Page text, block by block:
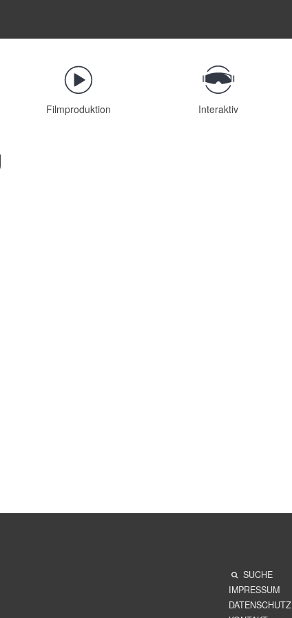
Filmproduktion Interaktiv
SUCHE
IMPRESSUM
DATENSCHUTZ